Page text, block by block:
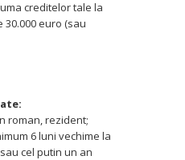
creditelor tale la
euro (sau
roman, rezident;
6 luni vechime la
cel putin un an